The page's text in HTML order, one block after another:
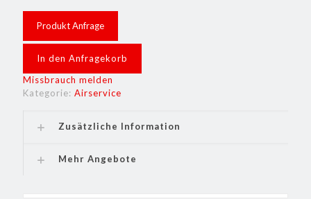
Produkt Anfrage
In den Anfragekorb
Missbrauch melden
Kategorie: Airservice
Zusätzliche Information
Mehr Angebote